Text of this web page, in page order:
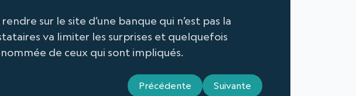
sur le site d’une banque qui n’est pas la
va limiter les surprises et quelquefois
de ceux qui sont impliqués.
Précédente Suivante